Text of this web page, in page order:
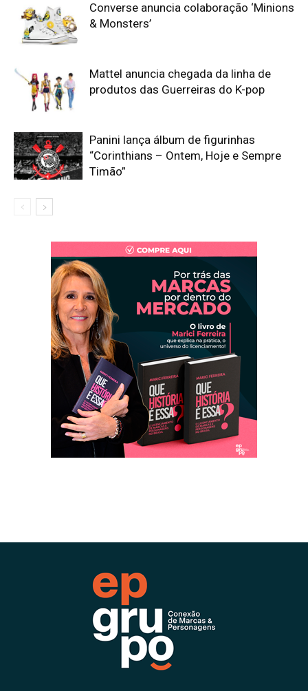
Converse anuncia colaboração ‘Minions
& Monsters’
Mattel anuncia chegada da linha de
produtos das Guerreiras do K-pop
Panini lança álbum de figurinhas
“Corinthians – Ontem, Hoje e Sempre
Timão”